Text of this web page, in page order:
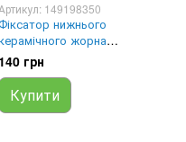
149198350
нижнього
жорна
горизонтальної кавомолки
Saeco 996530017952 ,
1251152
140 грн
Купити